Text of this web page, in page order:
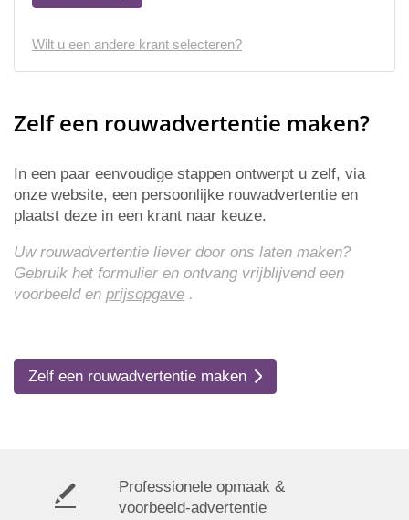
Wilt u een andere krant selecteren?
Zelf een rouwadvertentie maken?
In een paar eenvoudige stappen ontwerpt u zelf, via
onze website, een persoonlijke rouwadvertentie en
plaatst deze in een krant naar keuze.
Uw rouwadvertentie liever door ons laten maken?
Gebruik het formulier en ontvang vrijblijvend een
voorbeeld en prijsopgave .
Zelf een rouwadvertentie maken
Professionele opmaak &
voorbeeld-advertentie